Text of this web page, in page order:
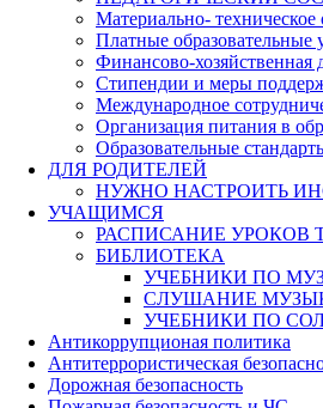
Материально- техническое
Платные образовательные
Финансово-хозяйственная
Стипендии и меры
Международное
Организация питания в
Образовательные
ДЛЯ РОДИТЕЛЕЙ
НУЖНО НАСТРОИТЬ
УЧАЩИМСЯ
РАСПИСАНИЕ УРОКОВ
БИБЛИОТЕКА
УЧЕБНИКИ ПО
СЛУШАНИЕ
УЧЕБНИКИ ПО
Антикоррупционая политика
Антитеррористическая
Дорожная безопасность